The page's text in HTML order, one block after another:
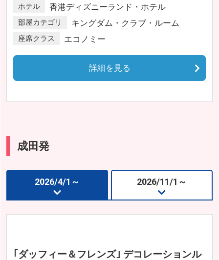
ホテル 香港ディズニーランド・ホテル
部屋カテゴリ キングダム・クラブ・ルーム
座席クラス エコノミー
詳細を見る
成田発
2026/4/1～ 2026/11/1～
｢ダッフィー＆フレンズ｣ デコレーションル